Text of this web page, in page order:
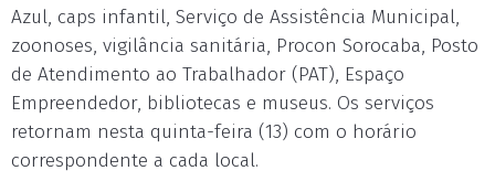
Azul, caps infantil, Serviço de Assistência Municipal,
zoonoses, vigilância sanitária, Procon Sorocaba, Posto
de Atendimento ao Trabalhador (PAT), Espaço
Empreendedor, bibliotecas e museus. Os serviços
retornam nesta quinta-feira (13) com o horário
correspondente a cada local.